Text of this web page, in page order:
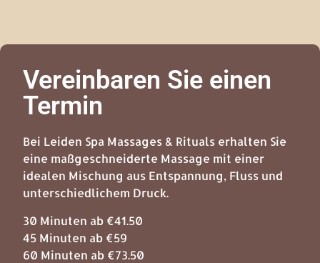
Vereinbaren Sie einen
Termin
Bei Leiden Spa Massages & Rituals erhalten Sie
eine maßgeschneiderte Massage mit einer
idealen Mischung aus Entspannung, Fluss und
unterschiedlichem Druck.
30 Minuten ab €41.50
45 Minuten ab €59
60 Minuten ab €73.50